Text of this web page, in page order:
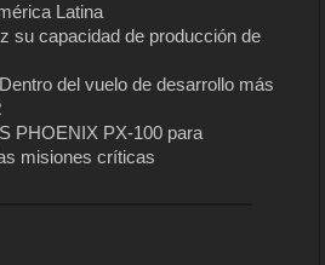
Latina
su capacidad de producción de
del vuelo de desarrollo más
PHOENIX PX-100 para
misiones críticas